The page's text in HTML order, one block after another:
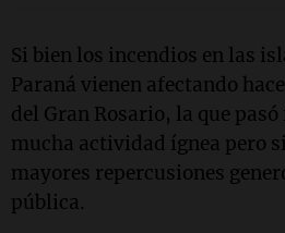
Si bien los incendios en las
Paraná vienen afectando
del Gran Rosario, la que
mucha actividad ígnea pero
mayores repercusiones
pública.